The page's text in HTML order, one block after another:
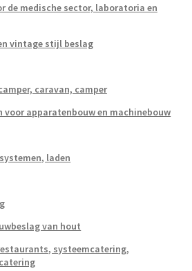
de medische sector, laboratoria en
vintage stijl beslag
caravan, camper
apparatenbouw en machinebouw
laden
van hout
systeemcatering,